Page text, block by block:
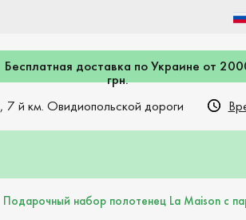
Бесплатная доставка по Украине от
грн.
7 й км. Овидиопольской дороги
Подарочный набор полотенец La Maison с